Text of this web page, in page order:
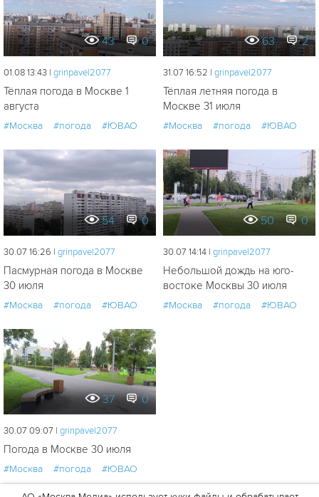
43 0
01.08 13:43 | grinpavel2077
Тёплая погода в Москве 1
августа
#Москва #погода #ЮВАО
63 2
31.07 16:52 | grinpavel2077
Тёплая летняя погода в
Москве 31 июля
#Москва #погода #ЮВАО
54 0
30.07 16:26 | grinpavel2077
Пасмурная погода в Москве
30 июля
#Москва #погода #ЮВАО
50 0
30.07 14:14 | grinpavel2077
Небольшой дождь на юго-
востоке Москвы 30 июля
#Москва #погода #ЮВАО
37 0
30.07 09:07 | grinpavel2077
Погода в Москве 30 июля
#Москва #погода #ЮВАО